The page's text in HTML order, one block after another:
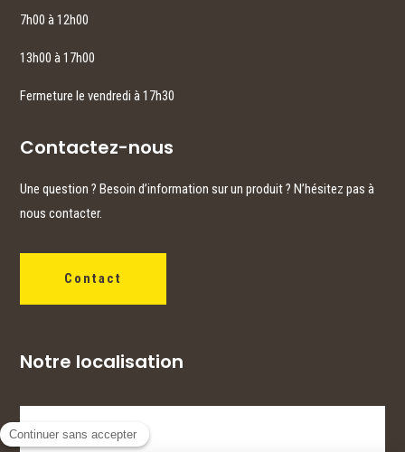
7h00 à 12h00
13h00 à 17h00
Fermeture le vendredi à 17h30
Contactez-nous
Une question ? Besoin d’information sur un produit ? N’hésitez pas à
nous contacter.
Contact
Notre localisation